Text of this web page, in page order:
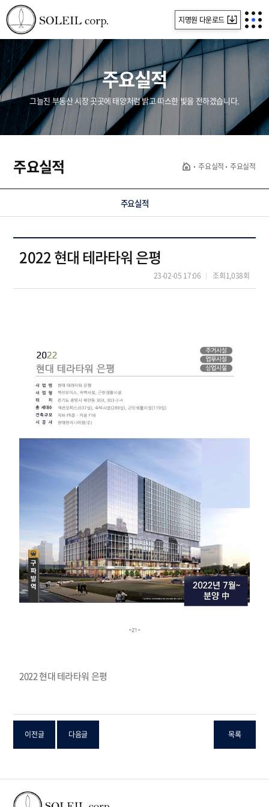
지명원 다운로드
주요실적
그늘진 부동산 시장 곳곳에 태양처럼 밝고 따스한 빛을 전하겠습니다.
주요실적 주요실적 주요실적
주요실적
2022 현대 테라타워 은평
23-02-05 17:06 조회1,038회
2022 현대 테라타워 은평
이전글 다음글 목록